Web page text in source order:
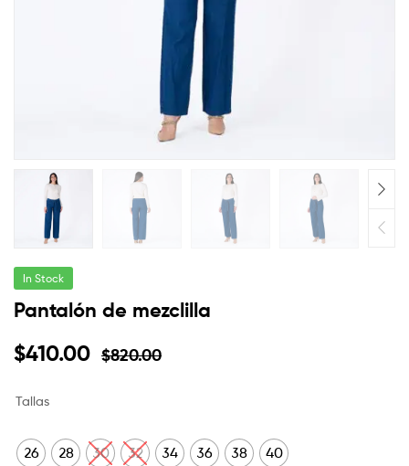
In Stock
Pantalón de mezclilla
$820.00
$410.00
Tallas
26 28 30 32 34 36 38 40